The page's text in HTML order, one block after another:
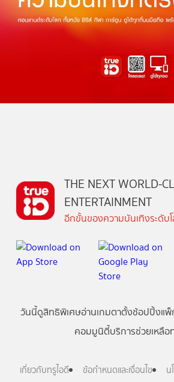
THE NEXT WORLD-
ENTERTAINMENT
อีกขั้นของความบันเทิงระดับ
วันนี้ดูสิทธิพิเศษอ่านเกมตาตั้งช้อปปิ้งแพ็
คอมมูนิตี้บริการช่วยเหลือ
เกี่ยวกับทรูไอดี ข้อกำหนดและเงื่อนไข น